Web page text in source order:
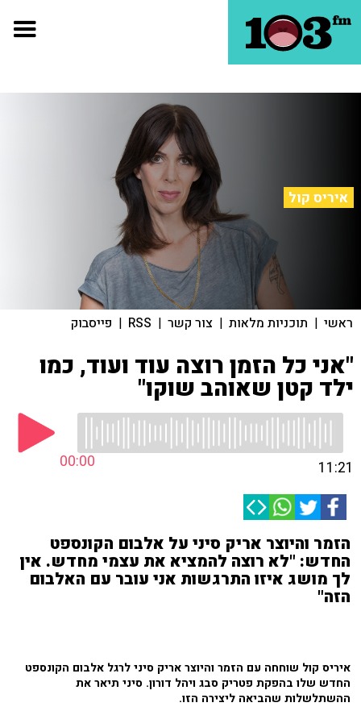
איריס קול
ראשי | תוכניות מלאות | צור קשר |
RSS
| פייסבוק
"אני כל הזמן רוצה עוד ועוד, כמו
ילד קטן שאוהב שוקו"
00:00 11:21
הזמר והיוצר אריק סיני על אלבום הקונספט
החדש: "לא רוצה להמציא את עצמי מחדש. אין
לך מושג איזו התרגשות אני עובר עם האלבום
הזה"
איריס קול שוחחה עם הזמר והיוצר אריק סיני לרגל אלבום הקונספט
החדש שלו בהפקת פטריק סבג ויהל דורון. סיני תיאר את
ההשתלשלות שהביאה ליצירה הזו.